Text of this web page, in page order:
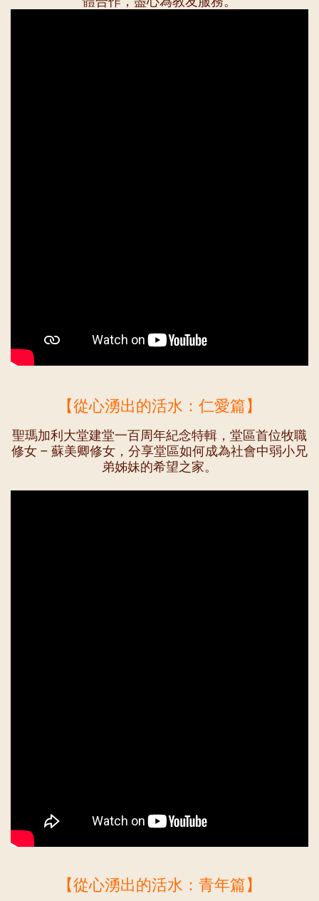
【從心湧出的活水：仁愛篇】
聖瑪加利大堂建堂一百周年紀念特輯，堂區首位牧職
修女 – 蘇美卿修女，分享堂區如何成為社會中弱小兄
弟姊妹的希望之家。
【從心湧出的活水：青年篇】